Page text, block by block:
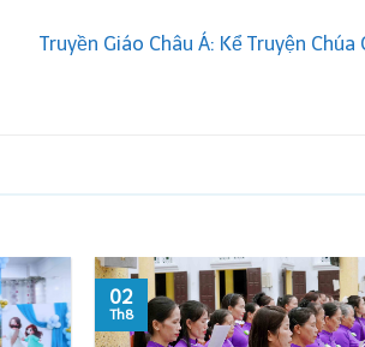
Truyền Giáo Châu Á: Kể Truyện Chúa
02
Th8